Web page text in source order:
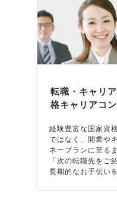
転職・キャリ
格キャリアコ
経験豊富な国家資
ではなく、開業や
ネープランに至る
「次の転職先をご
長期的なお手伝い